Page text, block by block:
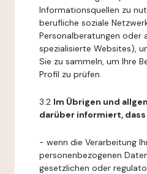
Informationsquellen zu
berufliche soziale
Personalberatungen oder
spezialisierte Websites),
Sie zu sammeln, um Ihre
Profil zu prüfen.
3.2 Im Übrigen und
darüber informiert,
- wenn die Verarbeitung
personenbezogenen
gesetzlichen oder